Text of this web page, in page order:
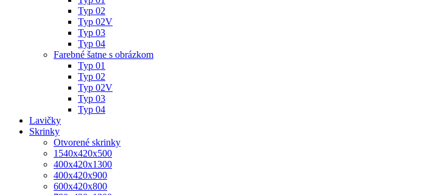
Typ 02
Typ 02V
Typ 03
Typ 04
Farebné šatne s obrázkom
Typ 01
Typ 02
Typ 02V
Typ 03
Typ 04
Lavičky
Skrinky
Otvorené skrinky
1540x420x500
400x420x1300
400x420x900
600x420x800